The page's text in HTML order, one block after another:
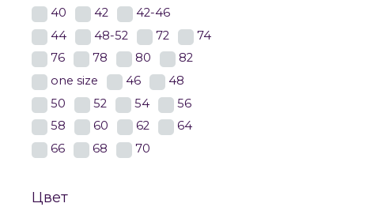
40 42
42-46
44
48-52 72
74
76
78 80
82
one size
46
48
50
52 54
56
58
60 62
64
66
68 70
Цвет